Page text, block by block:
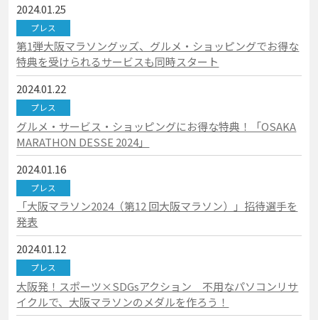
2024.01.25
プレス
第1弾大阪マラソングッズ、グルメ・ショッピングでお得な
特典を受けられるサービスも同時スタート
2024.01.22
プレス
グルメ・サービス・ショッピングにお得な特典！「OSAKA
MARATHON DESSE 2024」
2024.01.16
プレス
「大阪マラソン2024（第12 回大阪マラソン）」招待選手を
発表
2024.01.12
プレス
大阪発！スポーツ×SDGsアクション 不用なパソコンリサ
イクルで、大阪マラソンのメダルを作ろう！